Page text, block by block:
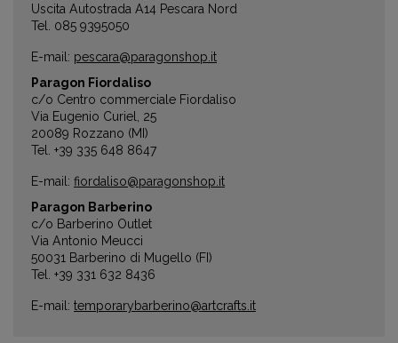
Uscita Autostrada A14 Pescara Nord
Tel. 085 9395050
E-mail: pescara@paragonshop.it
Paragon Fiordaliso
c/o Centro commerciale Fiordaliso
Via Eugenio Curiel, 25
20089 Rozzano (MI)
Tel. +39 335 648 8647
E-mail: fiordaliso@paragonshop.it
Paragon Barberino
c/o Barberino Outlet
Via Antonio Meucci
50031 Barberino di Mugello (FI)
Tel. +39 331 632 8436
E-mail: temporarybarberino@artcrafts.it